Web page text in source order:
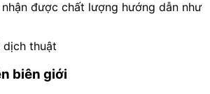
được chất lượng hướng dẫn như
dịch thuật
biên giới